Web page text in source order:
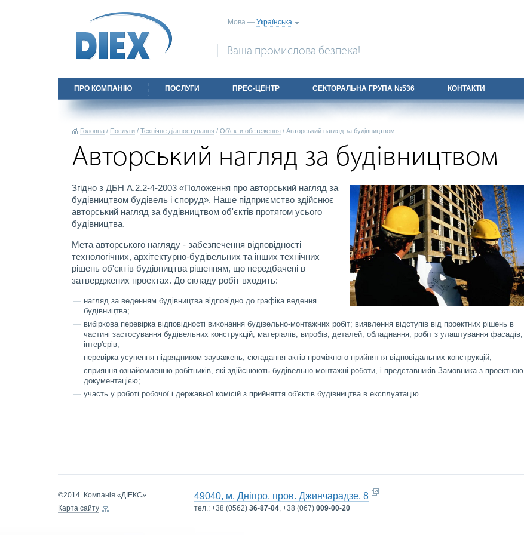
Мова — Українська
Ваша промислова безпека!
ПРО КОМПАНІЮ ПОСЛУГИ ПРЕС-ЦЕНТР СЕКТОРАЛЬНА ГРУПА №536 КОНТАКТИ
Головна / Послуги / Технічне діагностування / Об'єкти обстеження / Авторський нагляд за будівництвом
Авторський нагляд за будівництвом
Згідно з ДБН А.2.2-4-2003 «Положення про авторський нагляд за
будівництвом будівель і споруд». Наше підприємство здійснює
авторський нагляд за будівництвом об'єктів протягом усього
будівництва.
Мета авторського нагляду - забезпечення відповідності
технологічних, архітектурно-будівельних та інших технічних
рішень об'єктів будівництва рішенням, що передбачені в
затверджених проектах. До складу робіт входить:
нагляд за веденням будівництва відповідно до графіка ведення
будівництва;
вибіркова перевірка відповідності виконання будівельно-монтажних робіт; виявлення відступів від проектних рішень в
частині застосування будівельних конструкцій, матеріалів, виробів, деталей, обладнання, робіт з улаштування фасадів,
інтер'єрів;
перевірка усунення підрядником зауважень; складання актів проміжного прийняття відповідальних конструкцій;
сприяння ознайомленню робітників, які здійснюють будівельно-монтажні роботи, і представників Замовника з проектною
документацією;
участь у роботі робочої і державної комісій з прийняття об'єктів будівництва в експлуатацію.
©2014. Компанія «ДІЕКС»
Карта сайту
49040, м. Дніпро, пров. Джинчарадзе, 8
тел.: +38 (0562) 36-87-04, +38 (067) 009-00-20